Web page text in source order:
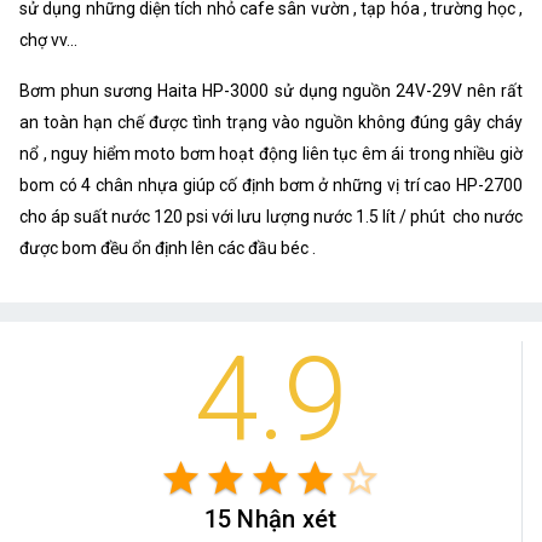
sử dụng những diện tích nhỏ cafe sân vườn , tạp hóa , trường học ,
chợ vv...
Bơm phun sương Haita HP-3000 sử dụng nguồn 24V-29V nên rất
an toàn hạn chế được tình trạng vào nguồn không đúng gây cháy
nổ , nguy hiểm moto bơm hoạt động liên tục êm ái trong nhiều giờ
bom có 4 chân nhựa giúp cố định bơm ở những vị trí cao HP-2700
cho áp suất nước 120 psi với lưu lượng nước 1.5 lít / phút cho nước
được bom đều ổn định lên các đầu béc .
4.9
star star star star star_border
15 Nhận xét